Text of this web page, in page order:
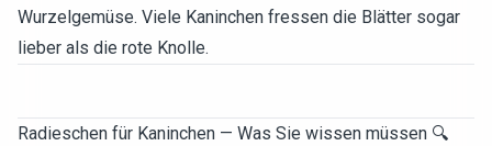
Wurzelgemüse. Viele Kaninchen fressen die Blätter sogar
lieber als die rote Knolle.
Radieschen für Kaninchen — Was Sie wissen müssen 🔍